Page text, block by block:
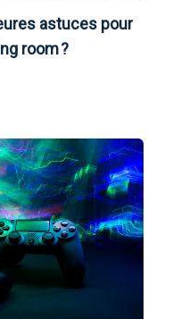
astuces pour
room ?